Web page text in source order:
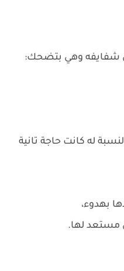
شفايفه وهي بتضحك:
له كانت حاجة تانية
بهدوء،
مستعد لها.